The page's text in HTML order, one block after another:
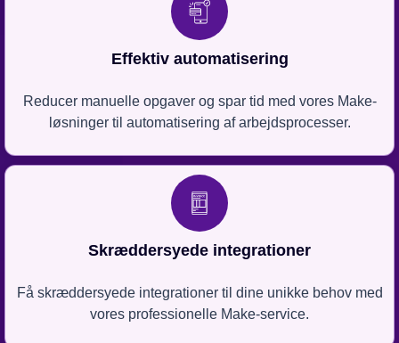
Effektiv automatisering
Reducer manuelle opgaver og spar tid med vores Make-
løsninger til automatisering af arbejdsprocesser.
Skræddersyede integrationer
Få skræddersyede integrationer til dine unikke behov med
vores professionelle Make-service.